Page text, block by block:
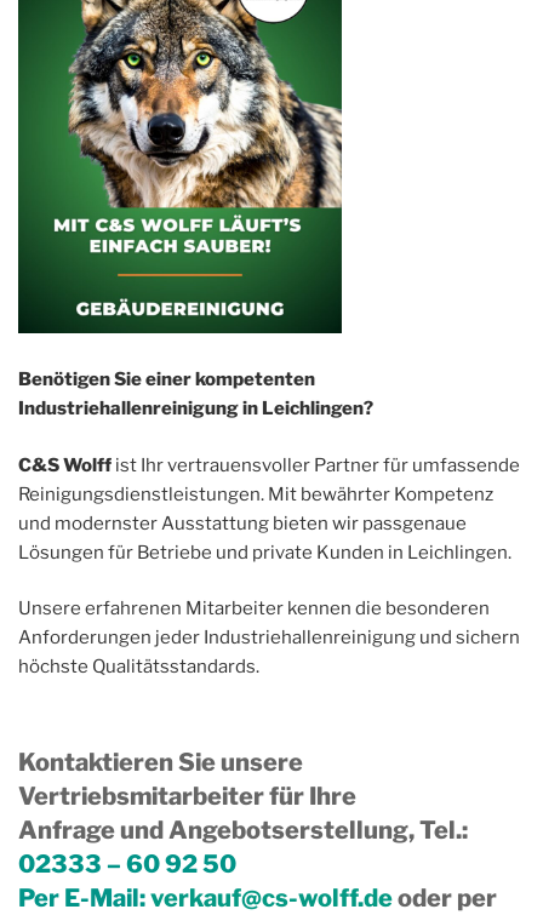
Benötigen Sie einer kompetenten
Industriehallenreinigung in Leichlingen?
C&S Wolff ist Ihr vertrauensvoller Partner für umfassende
Reinigungsdienstleistungen. Mit bewährter Kompetenz
und modernster Ausstattung bieten wir passgenaue
Lösungen für Betriebe und private Kunden in Leichlingen.
Unsere erfahrenen Mitarbeiter kennen die besonderen
Anforderungen jeder Industriehallenreinigung und sichern
höchste Qualitätsstandards.
Kontaktieren Sie unsere
Vertriebsmitarbeiter für Ihre
Anfrage und Angebotserstellung, Tel.:
02333 – 60 92 50
Per E-Mail:verkauf@cs-wolff.deoder per